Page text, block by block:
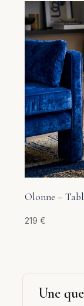
Olonne –
219€
Une